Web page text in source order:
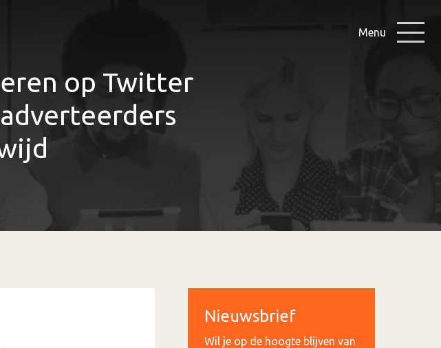
Menu
op Twitter
Nieuwsbrief
Wil je op de hoogte blijven van